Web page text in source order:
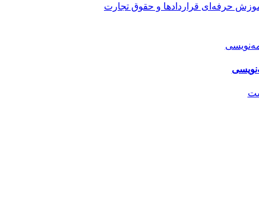
حرفه‌ای قراردادها و حقوق تجارت